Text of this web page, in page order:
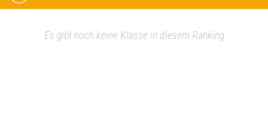
Es gibt noch keine Klasse in diesem Ranking